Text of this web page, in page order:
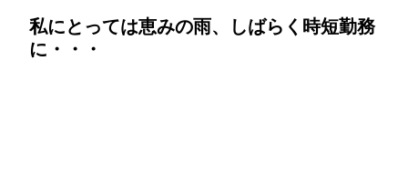
私にとっては恵みの雨、しばらく時短勤務
に・・・